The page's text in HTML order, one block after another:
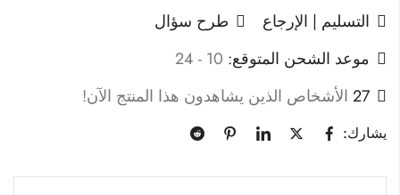
التسليم | الإرجاع
طرح سؤال
موعد الشحن المتوقع: 10 - 24
27 الأشخاص الذين يشاهدون هذا المنتج الآن!
يشارك: